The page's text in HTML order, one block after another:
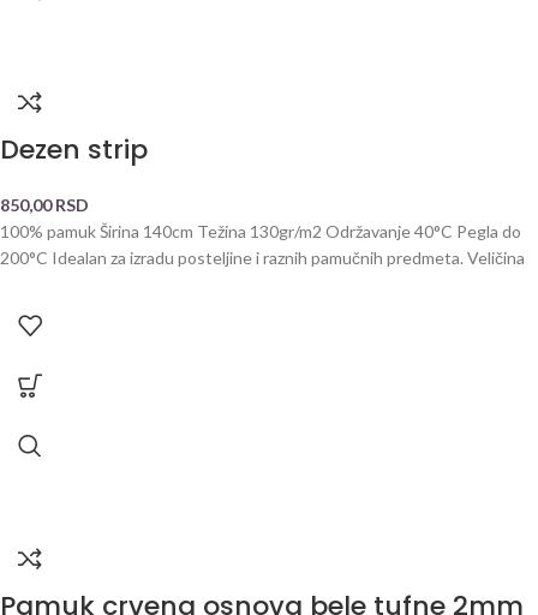
Dezen strip
850,00RSD
100% pamuk Širina 140cm Težina 130gr/m2 Održavanje 40°C Pegla do
200°C Idealan za izradu posteljine i raznih pamučnih predmeta. Veličina
Pamuk crvena osnova bele tufne 2mm